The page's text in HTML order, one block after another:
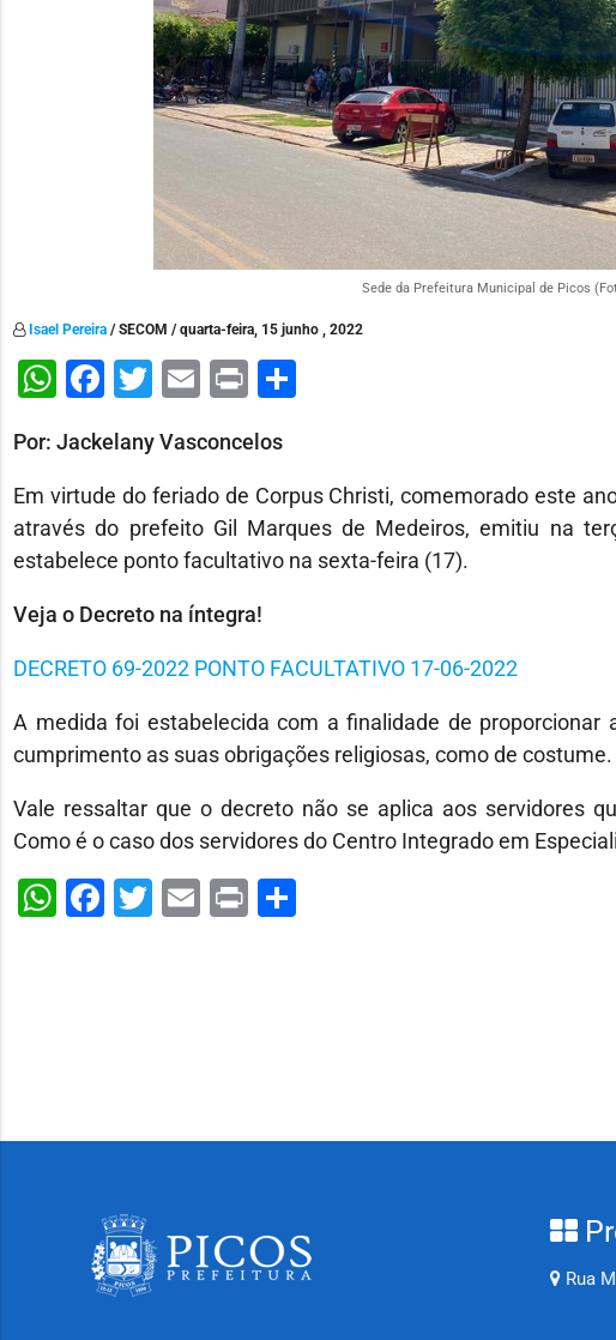
Sede da Prefeitura Municipal de Picos
Isael Pereira / SECOM / quarta-feira, 15 junho , 2022
WhatsApp
Facebook
Twitter
Email
Print
Por: Jackelany Vasconcelos
Em virtude do feriado de Corpus Christi, comemorado este
através do prefeito Gil Marques de Medeiros, emitiu na
estabelece ponto facultativo na sexta-feira (17).
Veja o Decreto na íntegra!
DECRETO 69-2022 PONTO FACULTATIVO 17-06-2022
A medida foi estabelecida com a finalidade de proporcionar
cumprimento as suas obrigações religiosas, como de costume.
Vale ressaltar que o decreto não se aplica aos servidores
Como é o caso dos servidores do Centro Integrado em
WhatsApp
Facebook
Twitter
Email
Print
Rua